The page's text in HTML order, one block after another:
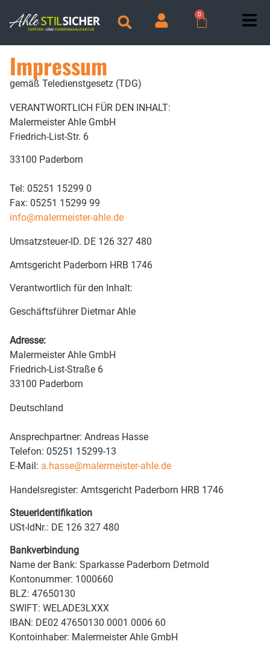
0
Impressum
gemäß Teledienstgesetz (TDG)
VERANTWORTLICH FÜR DEN INHALT:
Malermeister Ahle GmbH
Friedrich-List-Str. 6
33100 Paderborn
Tel: 05251 15299 0
Fax: 05251 15299 99
info@malermeister-ahle.de
Umsatzsteuer-ID. DE 126 327 480
Amtsgericht Paderborn HRB 1746
Verantwortlich für den Inhalt:
Geschäftsführer Dietmar Ahle
Adresse:
Malermeister Ahle GmbH
Friedrich-List-Straße 6
33100 Paderborn
Deutschland
Ansprechpartner: Andreas Hasse
Telefon: 05251 15299-13
E-Mail: a.hasse@malermeister-ahle.de
Handelsregister: Amtsgericht Paderborn HRB 1746
Steueridentifikation
USt-IdNr.: DE 126 327 480
Bankverbindung
Name der Bank: Sparkasse Paderborn Detmold
Kontonummer: 1000660
BLZ: 47650130
SWIFT: WELADE3LXXX
IBAN: DE02 47650130 0001 0006 60
Kontoinhaber: Malermeister Ahle GmbH